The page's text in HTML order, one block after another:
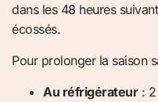
dans les 48 heures
écossés.
Pour prolonger la saison
Au réfrigérateur: 2